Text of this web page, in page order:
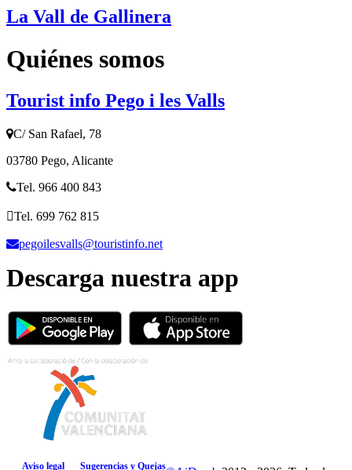
La Vall de Gallinera
Quiénes somos
Tourist info Pego i les Valls
C/ San Rafael, 78
03780 Pego, Alicante
Tel. 966 400 843
Tel. 699 762 815
pegoilesvalls@touristinfo.net
Descarga nuestra app
Aviso legal Sugerencias y Quejas